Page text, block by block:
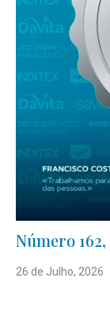
Número
26 de Julho, 2026